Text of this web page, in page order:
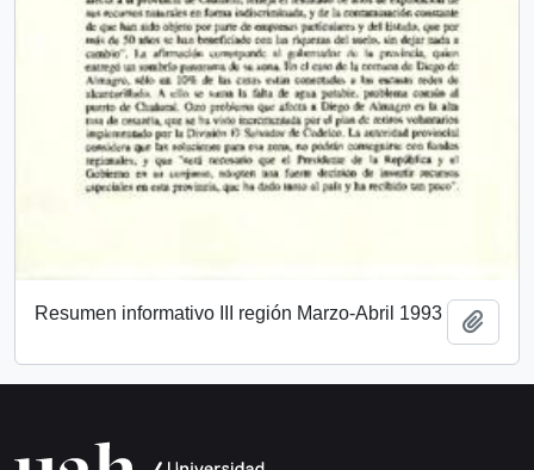
Resumen informativo III región Marzo-Abril 1993